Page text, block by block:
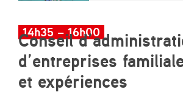
14h35 – 16h00
Conseil
d’entreprises
et expériences